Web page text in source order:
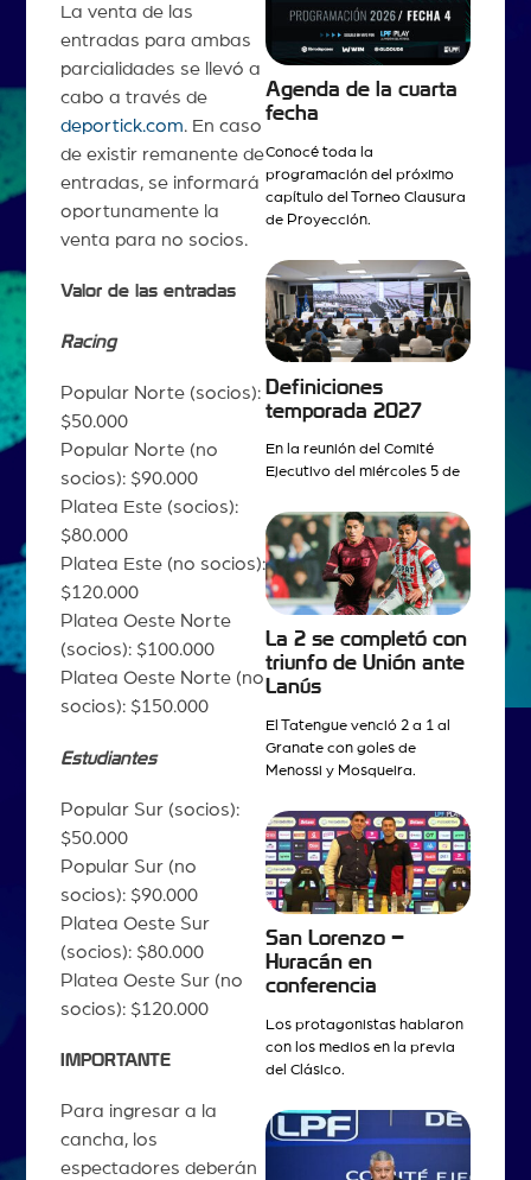
La venta de las
entradas para ambas
parcialidades se llevó a
cabo a través de
deportick.com. En caso
de existir remanente de
entradas, se informará
oportunamente la
venta para no socios.
Valor de las entradas
Racing
Popular Norte (socios):
$50.000
Popular Norte (no
socios): $90.000
Platea Este (socios):
$80.000
Platea Este (no socios):
$120.000
Platea Oeste Norte
(socios): $100.000
Platea Oeste Norte (no
socios): $150.000
Estudiantes
Popular Sur (socios):
$50.000
Popular Sur (no
socios): $90.000
Platea Oeste Sur
(socios): $80.000
Platea Oeste Sur (no
socios): $120.000
IMPORTANTE
Para ingresar a la
cancha, los
espectadores deberán
Agenda de la cuarta
fecha
Conocé toda la
programación del próximo
capítulo del Torneo Clausura
de Proyección.
Definiciones
temporada 2027
En la reunión del Comité
Ejecutivo del miércoles 5 de
La 2 se completó con
triunfo de Unión ante
Lanús
El Tatengue venció 2 a 1 al
Granate con goles de
Menossi y Mosqueira.
San Lorenzo –
Huracán en
conferencia
Los protagonistas hablaron
con los medios en la previa
del Clásico.